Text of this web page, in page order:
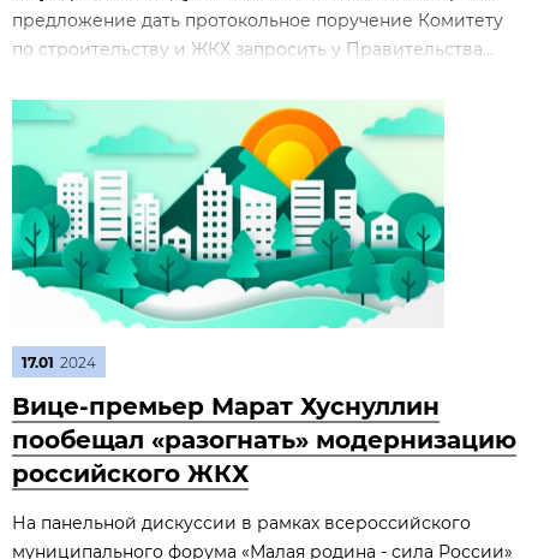
предложение дать протокольное поручение Комитету
по строительству и ЖКХ запросить у Правительства...
17.01 2024
Вице-премьер Марат Хуснуллин
пообещал «разогнать» модернизацию
российского ЖКХ
На панельной дискуссии в рамках всероссийского
муниципального форума «Малая родина - сила России»